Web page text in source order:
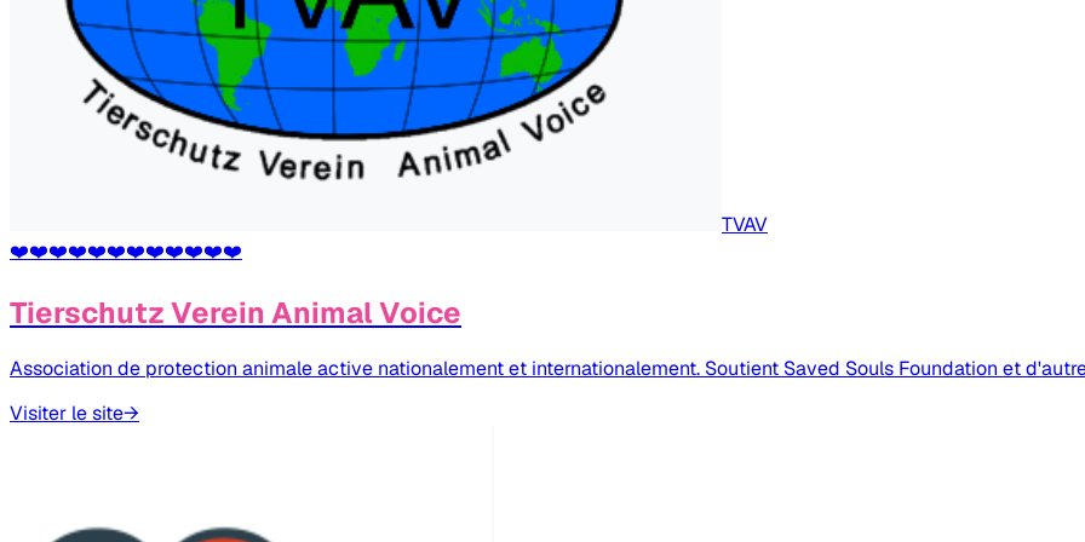
TVAV
❤️❤️❤️❤️❤️❤️❤️❤️❤️❤️❤️❤️
Tierschutz Verein Animal Voice
Association de protection animale active nationalement et internationalement. Soutient Saved Souls Foundation et
Visiter le site→